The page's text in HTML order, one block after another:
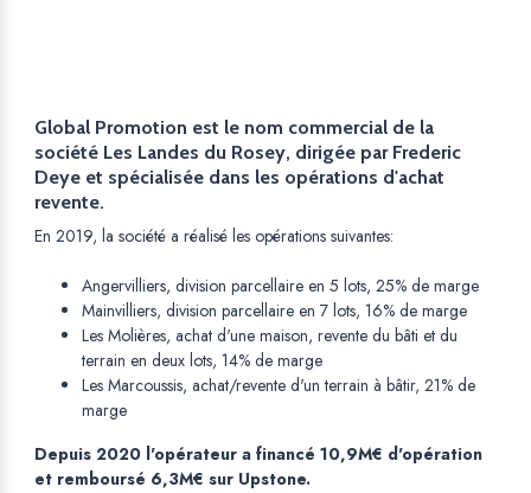
Global Promotion est le nom commercial de la
société Les Landes du Rosey, dirigée par Frederic
Deye et spécialisée dans les opérations d'achat
revente.
En 2019, la société a réalisé les opérations suivantes:
Angervilliers, division parcellaire en 5 lots, 25% de marge
Mainvilliers, division parcellaire en 7 lots, 16% de marge
Les Molières, achat d'une maison, revente du bâti et du
terrain en deux lots, 14% de marge
Les Marcoussis, achat/revente d'un terrain à bâtir, 21% de
marge
Depuis 2020 l'opérateur a financé 10,9M€ d'opération
et remboursé 6,3M€ sur Upstone.